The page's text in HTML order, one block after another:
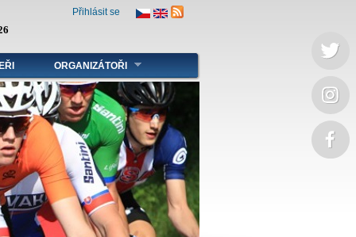
Přihlásit se
ORGANIZÁTOŘI